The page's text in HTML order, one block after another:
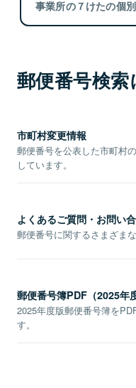
事業所の７けたの個
郵便番号検
市町村変更情報
郵便番号を公表した市町村
しています。
よくあるご質問・お問い
郵便番号に関するさまざま
郵便番号簿PDF（2025年
2025年度版郵便番号簿を
す。